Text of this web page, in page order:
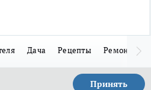
Дача Рецепты Ремонт
Принять